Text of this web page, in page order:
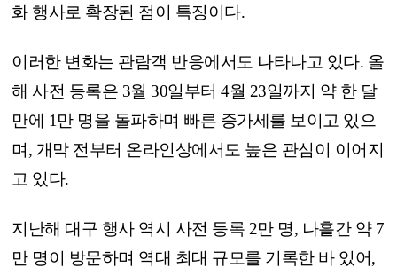
화 행사로 확장된 점이 특징이다.
이러한 변화는 관람객 반응에서도 나타나고 있다. 올
해 사전 등록은 3월 30일부터 4월 23일까지 약 한 달
만에 1만 명을 돌파하며 빠른 증가세를 보이고 있으
며, 개막 전부터 온라인상에서도 높은 관심이 이어지
고 있다.
지난해 대구 행사 역시 사전 등록 2만 명, 나흘간 약 7
만 명이 방문하며 역대 최대 규모를 기록한 바 있어,